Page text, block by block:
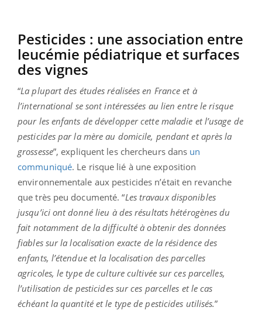
Pesticides : une association entre
leucémie pédiatrique et surfaces
des vignes
“La plupart des études réalisées en France et à
l’international se sont intéressées au lien entre le risque
pour les enfants de développer cette maladie et l’usage de
pesticides par la mère au domicile, pendant et après la
grossesse”, expliquent les chercheurs dans un
communiqué. Le risque lié à une exposition
environnementale aux pesticides n’était en revanche
que très peu documenté. “Les travaux disponibles
jusqu’ici ont donné lieu à des résultats hétérogènes du
fait notamment de la difficulté à obtenir des données
fiables sur la localisation exacte de la résidence des
enfants, l’étendue et la localisation des parcelles
agricoles, le type de culture cultivée sur ces parcelles,
l’utilisation de pesticides sur ces parcelles et le cas
échéant la quantité et le type de pesticides utilisés.”